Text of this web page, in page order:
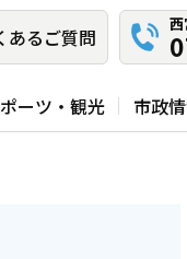
あるご質問
ーツ・観光 市政